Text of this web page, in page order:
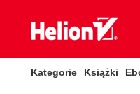
Kategorie Książki